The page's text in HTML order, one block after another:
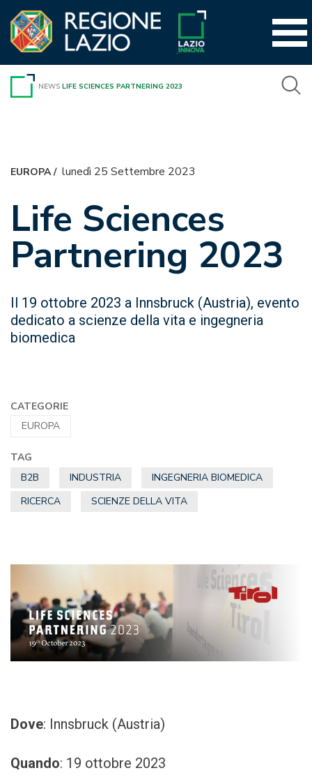
contenuto
NEWS LIFE SCIENCES PARTNERING 2023
EUROPA/ lunedì 25 Settembre 2023
Life Sciences
Partnering 2023
Il 19 ottobre 2023 a Innsbruck (Austria), evento
dedicato a scienze della vita e ingegneria
biomedica
CATEGORIE
EUROPA
TAG
B2B
INDUSTRIA
INGEGNERIA BIOMEDICA
RICERCA
SCIENZE DELLA VITA
Dove: Innsbruck (Austria)
Quando: 19 ottobre 2023